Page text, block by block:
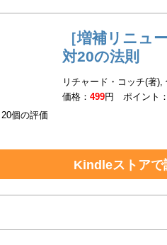
［増補リニ
対20の法則
リチャード・コッチ(著
価格：499円 ポイント
20個の評価
Kindleストアで